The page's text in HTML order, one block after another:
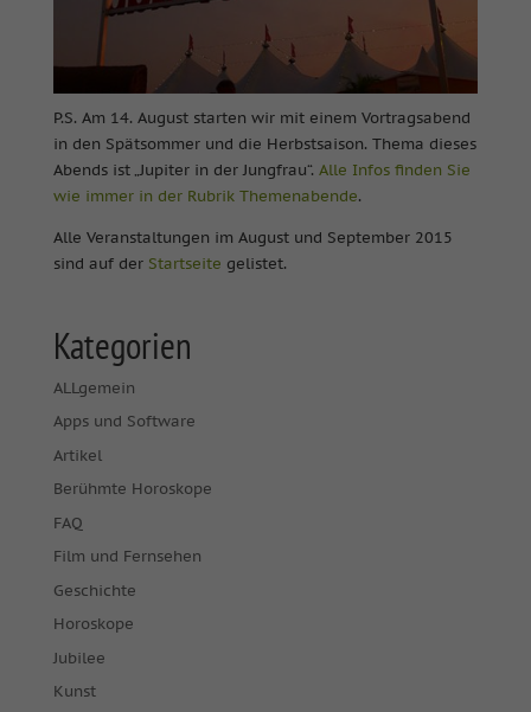
P.S. Am 14. August starten wir mit einem Vortragsabend
in den Spätsommer und die Herbstsaison. Thema dieses
Abends ist „Jupiter in der Jungfrau“. Alle Infos finden Sie
wie immer in der Rubrik Themenabende.
Alle Veranstaltungen im August und September 2015
sind auf der Startseite gelistet.
Kategorien
ALLgemein
Apps und Software
Artikel
Berühmte Horoskope
FAQ
Film und Fernsehen
Geschichte
Horoskope
Jubilee
Kunst